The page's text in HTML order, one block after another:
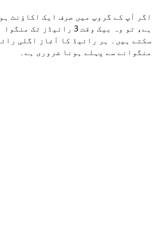
اگر آپ کے گروپ میں صرف ایک اکاؤنٹ
ہے، تو وہ بیک وقت 3 رائیڈز تک منگوا
سکتے ہیں۔ ہر رائیڈ کا آغاز اگلی
منگوانے سے پہلے ہونا ضروری ہے۔